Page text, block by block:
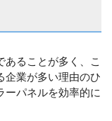
ることが多く、こ
企業が多い理由のひ
ーパネルを効率的に